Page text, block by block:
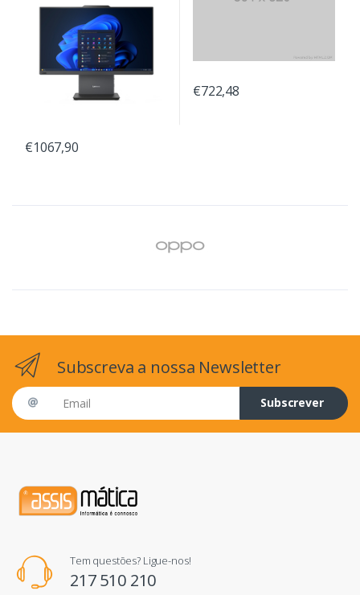
€1067,90
€722,48
Subscreva a nossa Newsletter
Email address
Subscrever
Tem questões? Ligue-nos!
217 510 210